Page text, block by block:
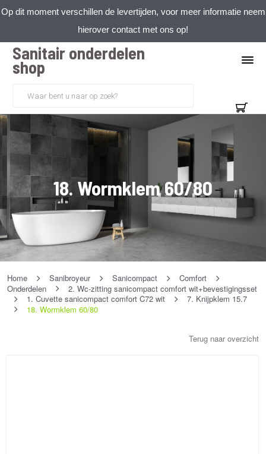
Op dit moment verschillen de levertijden, voor meer informatie neem
hierover contact met ons op!
Sanitair onderdelen
shop
18. Wormklem 60/80
Home Sanibroyeur Sanicompact
Comfort
Onderdelen
2. Wc-zitting sanicompact comfort wit+bevestigingsset
1. Cuvette sanicompact comfort C72 wit
7. Knijpklem 15.7
18. Wormklem 60/80
Terug naar overzicht